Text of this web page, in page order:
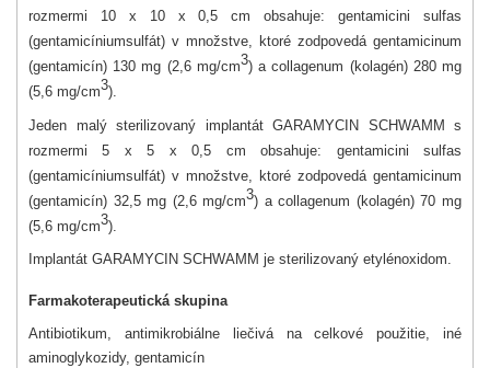
rozmermi 10 x 10 x 0,5 cm obsahuje: gentamicini sulfas
(gentamicíniumsulfát) v množstve, ktoré zodpovedá gentamicinum
(gentamicín) 130 mg (2,6 mg/cm3) a collagenum (kolagén) 280 mg
(5,6 mg/cm3).
Jeden malý sterilizovaný implantát GARAMYCIN SCHWAMM s
rozmermi 5 x 5 x 0,5 cm obsahuje: gentamicini sulfas
(gentamicíniumsulfát) v množstve, ktoré zodpovedá gentamicinum
(gentamicín) 32,5 mg (2,6 mg/cm3) a collagenum (kolagén) 70 mg
(5,6 mg/cm3).
Implantát GARAMYCIN SCHWAMM je sterilizovaný etylénoxidom.
Farmakoterapeutická skupina
Antibiotikum, antimikrobiálne liečivá na celkové použitie, iné
aminoglykozidy, gentamicín